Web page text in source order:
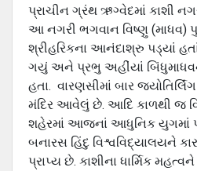
પ્રાચીન ગ્રંથ ઋગ્વેદમાં કાશી
આ નગરી ભગવાન વિષ્ણુ (માધવ)
શ્રીહરિકના આનંદાશ્રુ પડ્યાં
ગયું અને પ્રભુ અહીંયાં
હતા. વારણસીમાં બાર
મંદિર આવેલું છે. આદિ કાળથી જ
શહેરમાં આજનાં આધુનિક યુગમાં
બનારસ હિંદુ વિશ્વવિદ્યાલયને
પ્રાપ્ય છે. કાશીના ધાર્મિક